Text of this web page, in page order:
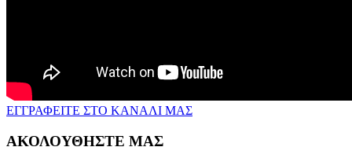
ΕΓΓΡΑΦΕΙΤΕ ΣΤΟ ΚΑΝΑΛΙ ΜΑΣ
ΑΚΟΛΟΥΘΗΣΤΕ ΜΑΣ